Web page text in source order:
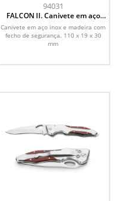
94031
FALCON II. Canivete em aço
inox e madeira
Canivete em aço inox e madeira com
fecho de segurança. 110 x 19 x 30
mm